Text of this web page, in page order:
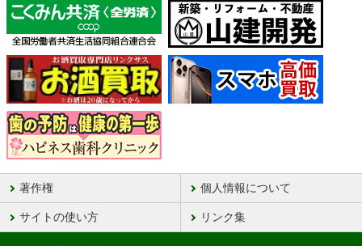
著作権 個人情報について
サイトの使い方 リンク集